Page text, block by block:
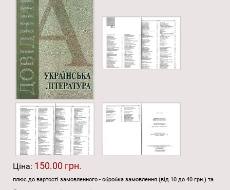
Ціна: 150.00 грн.
плюс до вартості замовленного - обробка замовлення (від 10 до 40 грн.) та